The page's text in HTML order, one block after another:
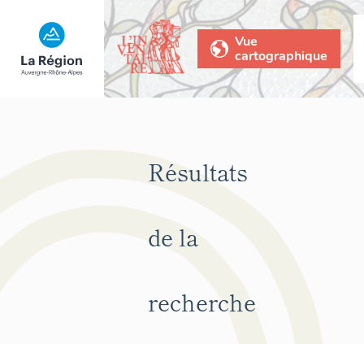
Vue
cartographique
Résultats
de la
recherche